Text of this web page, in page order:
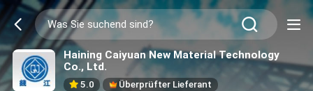
Haining Caiyuan New Material Technology
Co., Ltd.
5.0 Überprüfter Lieferant